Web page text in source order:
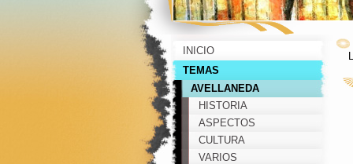
INICIO
TEMAS
AVELLANEDA
HISTORIA
ASPECTOS
GEOGRÁFICOS
CULTURA
VARIOS